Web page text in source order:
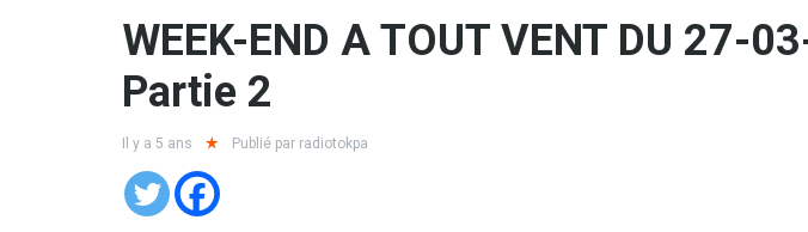
WEEK-END A TOUT VENT DU 27-03-2021
Partie 2
Il y a 5 ans Publié par radiotokpa